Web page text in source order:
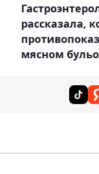
рассказала,
мясном